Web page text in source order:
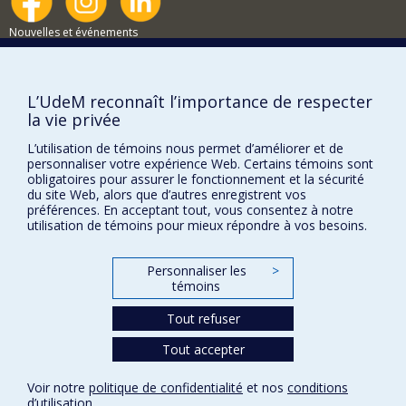
enfin récemment publié une série d'articles sur l'objet
de la sociologie, sur la visée de l'entreprise qui porte ce
nom et sur les méthodes qualitatives mobilisées afin de
conserve un attachement sans bornes.
Nouvelles et événements
BESOIN D'AIDE?
Plan du site
Signaler une erreur
Accessibilité
FACULTÉ DES ARTS ET DES SCIENCES
Paramètres des témoins
L’UdeM reconnaît l’importance de respecter
la vie privée
L’utilisation de témoins nous permet d’améliorer et de
personnaliser votre expérience Web. Certains témoins sont
obligatoires pour assurer le fonctionnement et la sécurité
du site Web, alors que d’autres enregistrent vos
préférences. En acceptant tout, vous consentez à notre
utilisation de témoins pour mieux répondre à vos besoins.
Personnaliser les
témoins
>
Tout refuser
Tout accepter
Voir notre politique de confidentialité et nos conditions